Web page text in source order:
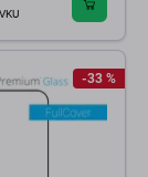
-33 %